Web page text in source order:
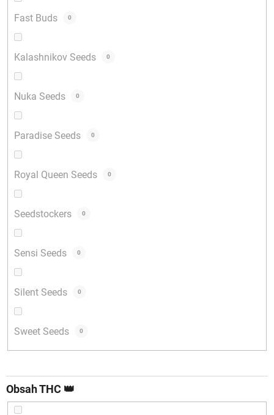
Fast Buds 0
Kalashnikov Seeds 0
Nuka Seeds 0
Paradise Seeds 0
Royal Queen Seeds 0
Seedstockers 0
Sensi Seeds 0
Silent Seeds 0
Sweet Seeds 0
Obsah THC 👑